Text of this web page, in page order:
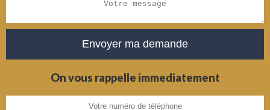
On vous rappelle immediatement